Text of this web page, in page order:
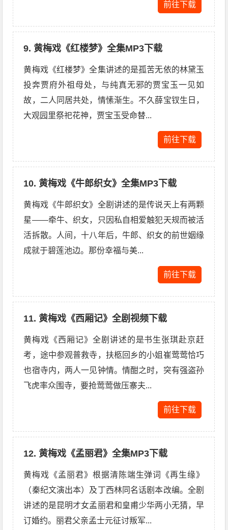
前往下载
9. 黄梅戏《红楼梦》全集MP3下载
黄梅戏《红楼梦》全集讲述的是孤苦无依的林黛玉
投奔贾府外祖母处，与纯真无邪的贾宝玉一见如
故，二人同居共处，情愫渐生。不久薛宝钗生日，
大观园里祭祀花神，贾宝玉受命替...
前往下载
10. 黄梅戏《牛郎织女》全集MP3下载
黄梅戏《牛郎织女》全剧讲述的是传说天上有两颗
星——牵牛、织女，只因私自相爱触犯天规而被活
活拆散。人间，十八年后，牛郎、织女的前世姻缘
成就于碧莲池边。那份幸福与美...
前往下载
11. 黄梅戏《西厢记》全剧视频下载
黄梅戏《西厢记》全剧讲述的是书生张琪赴京赶
考，途中参观普救寺，扶柩回乡的小姐崔莺莺恰巧
也宿寺内，两人一见钟情。情酣之时，突有强盗孙
飞虎率众围寺，要抢莺莺做压寨夫...
前往下载
12. 黄梅戏《孟丽君》全集MP3下载
黄梅戏《孟丽君》根据清陈端生弹词《再生缘》
（秦纪文演出本）及丁西林同名话剧本改编。全剧
讲述的是昆明才女孟丽君和皇甫少华两小无猜，早
订婚约。丽君父亲孟士元征讨叛军...